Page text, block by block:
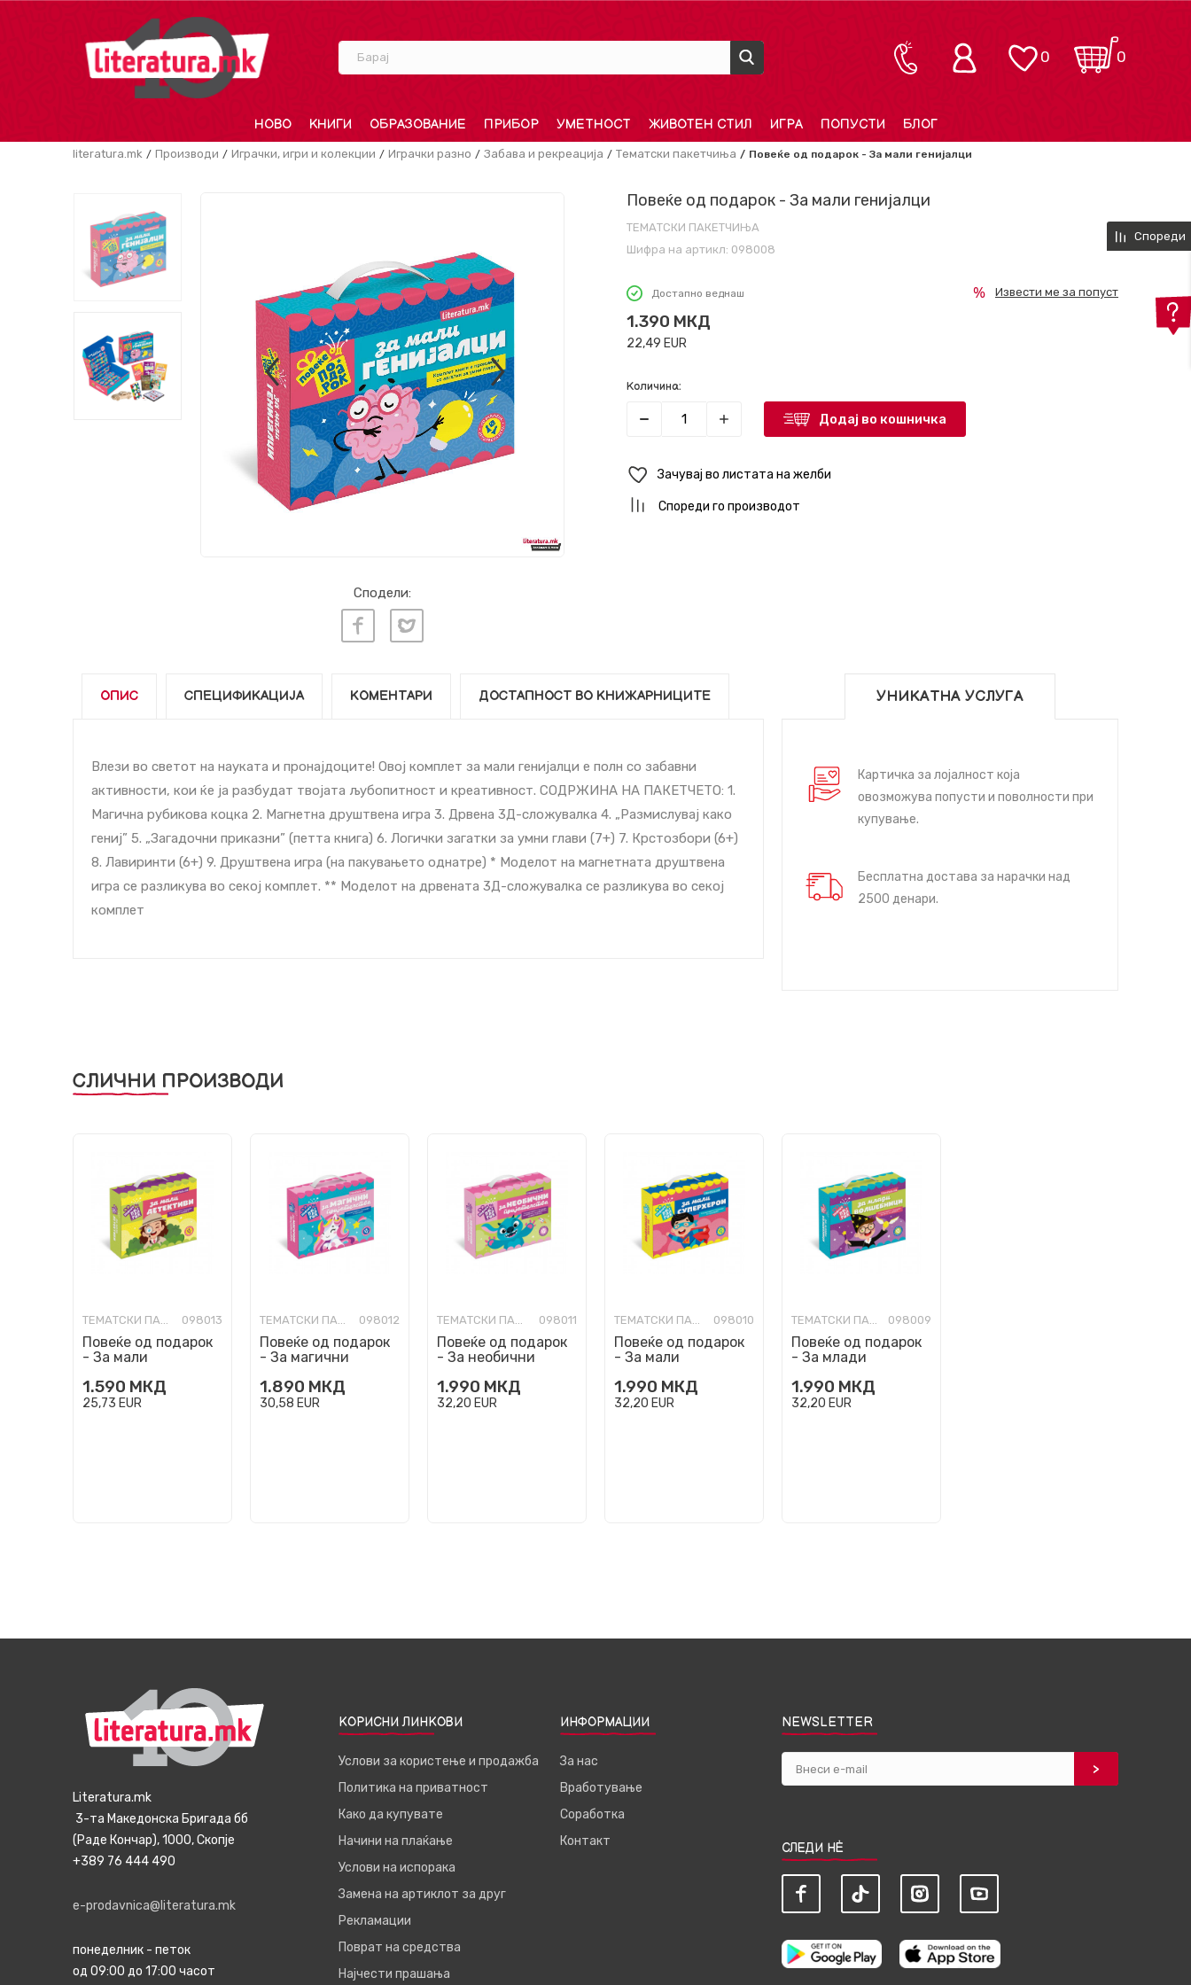
Барај 0
0
НОВО КНИГИ ОБРАЗОВАНИЕ ПРИБОР УМЕТНОСТ ЖИВОТЕН СТИЛ ИГРА ПОПУСТИ БЛОГ
literatura.mk Производи Играчки, игри и колекции Играчки разно Забава и рекреација Тематски пакетчиња Повеќе од подарок - За мали генијалци
Сподели:
Повеќе од подарок - За мали генијалци
ТЕМАТСКИ ПАКЕТЧИЊА
Шифра на артикл: 098008
Достапно веднаш
1.390 МКД
22,49 EUR
Извести ме за попуст
Количина:
Додај во кошничка
Зачувај во листата на желби
Спореди го производот
ОПИС СПЕЦИФИКАЦИЈА КОМЕНТАРИ ДОСТАПНОСТ ВО КНИЖАРНИЦИТЕ
Влези во светот на науката и пронајдоците! Овој комплет за мали генијалци е полн со забавни
активности, кои ќе ја разбудат твојата љубопитност и креативност. СОДРЖИНА НА ПАКЕТЧЕТО: 1.
Магична рубикова коцка 2. Магнетна друштвена игра 3. Дрвена 3Д-сложувалка 4. „Размислувај како
гениј” 5. „Загадочни приказни” (петта книга) 6. Логички загатки за умни глави (7+) 7. Крстозбори (6+)
8. Лавиринти (6+) 9. Друштвена игра (на пакувањето однатре) * Моделот на магнетната друштвена
игра се разликува во секој комплет. ** Моделот на дрвената 3Д-сложувалка се разликува во секој
комплет
УНИКАТНА УСЛУГА
Картичка за лојалност која
овозможува попусти и поволности при
купување.
Бесплатна достава за нарачки над
2500 денари.
СЛИЧНИ ПРОИЗВОДИ
ТЕМАТСКИ ПАКЕТЧИЊА 098013
Повеќе од подарок
- За мали
1.590 МКД
25,73 EUR
ТЕМАТСКИ ПАКЕТЧИЊА 098012
Повеќе од подарок
- За магични
1.890 МКД
30,58 EUR
ТЕМАТСКИ ПАКЕТЧИЊА 098011
Повеќе од подарок
- За необични
1.990 МКД
32,20 EUR
ТЕМАТСКИ ПАКЕТЧИЊА 098010
Повеќе од подарок
- За мали
1.990 МКД
32,20 EUR
ТЕМАТСКИ ПАКЕТЧИЊА 098009
Повеќе од подарок
- За млади
1.990 МКД
32,20 EUR
Спореди
Literatura.mk
3-та Македонска Бригада бб
(Раде Кончар), 1000, Скопје
+389 76 444 490
e-prodavnica@literatura.mk
понеделник - петок
од 09:00 до 17:00 часот
КОРИСНИ ЛИНКОВИ
Услови за користење и продажба
Политика на приватност
Како да купувате
Начини на плаќање
Услови на испорака
Замена на артиклот за друг
Рекламации
Поврат на средства
Најчести прашања
ИНФОРМАЦИИ
За нас
Вработување
Соработка
Контакт
NEWSLETTER
СЛЕДИ НЀ